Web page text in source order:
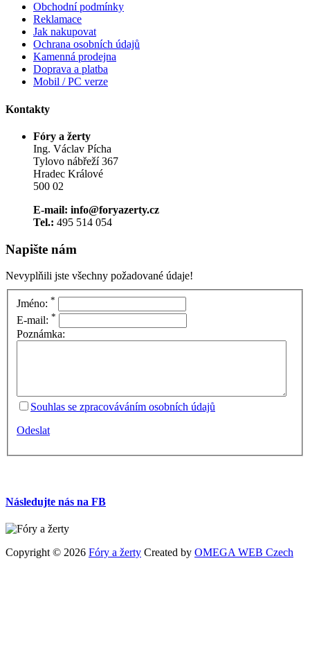
Obchodní podmínky
Reklamace
Jak nakupovat
Ochrana osobních údajů
Kamenná prodejna
Doprava a platba
Mobil / PC verze
Kontakty
Fóry a žerty
Ing. Václav Pícha
Tylovo nábřeží 367
Hradec Králové
500 02
E-mail: info@foryazerty.cz
Tel.: 495 514 054
Napište nám
Nevyplňili jste všechny požadované údaje!
Jméno: *
E-mail: *
Poznámka:
Souhlas se zpracováváním osobních údajů
Odeslat
Následujte nás na FB
Copyright © 2026 Fóry a žerty Created by OMEGA WEB Czech